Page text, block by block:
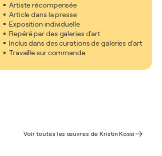
Artiste récompensée
Article dans la presse
Exposition individuelle
Repéré par des galeries d'art
Inclus dans des curations de galeries d'art
Travaille sur commande
Voir toutes les œuvres de Kristin Kossi